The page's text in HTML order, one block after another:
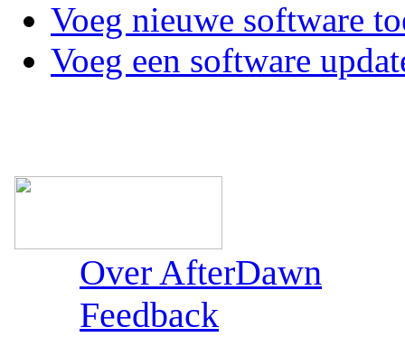
Voeg nieuwe software
Voeg een software
Over AfterDawn
Feedback